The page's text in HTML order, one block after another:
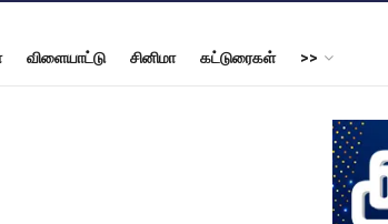
விளையாட்டு சினிமா கட்டுரைகள் >>